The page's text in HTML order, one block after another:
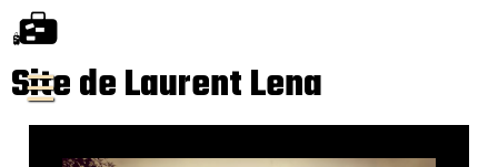
Site de Laurent Lena